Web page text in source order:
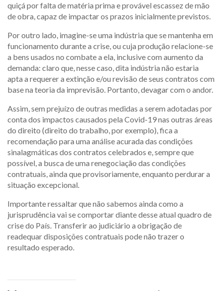
quiçá por falta de matéria prima e provável escassez de mão
de obra, capaz de impactar os prazos inicialmente previstos.
Por outro lado, imagine-se uma indústria que se mantenha em
funcionamento durante a crise, ou cuja produção relacione-se
a bens usados no combate a ela, inclusive com aumento da
demanda: claro que, nesse caso, dita indústria não estaria
apta a requerer a extinção e/ou revisão de seus contratos com
base na teoria da imprevisão. Portanto, devagar com o andor.
Assim, sem prejuízo de outras medidas a serem adotadas por
conta dos impactos causados pela Covid-19 nas outras áreas
do direito (direito do trabalho, por exemplo), fica a
recomendação para uma análise acurada das condições
sinalagmáticas dos contratos celebrados e, sempre que
possível, a busca de uma renegociação das condições
contratuais, ainda que provisoriamente, enquanto perdurar a
situação excepcional.
Importante ressaltar que não sabemos ainda como a
jurisprudência vai se comportar diante desse atual quadro de
crise do País. Transferir ao judiciário a obrigação de
readequar disposições contratuais pode não trazer o
resultado esperado.